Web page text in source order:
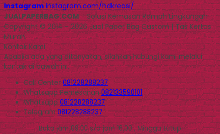
Instagram instagram.com/hdkreasi/
JUALPAPERBAG.COM- Solusi Kemasan Ramah Lingkungan
Copyright © 2014 - 2026 Jual Paper Bag Custom | Tas Kertas
Murah
Kontak Kami
Apabila ada yang ditanyakan, silahkan hubungi kami melalui
kontak di bawah ini.
Call Center081228288237
WhatsappPemesanan 082133590101
Whatsapp081228288237
Telegram081228288237
Buka jam 09.00 s/d jam 16.00 , Minggu tutup